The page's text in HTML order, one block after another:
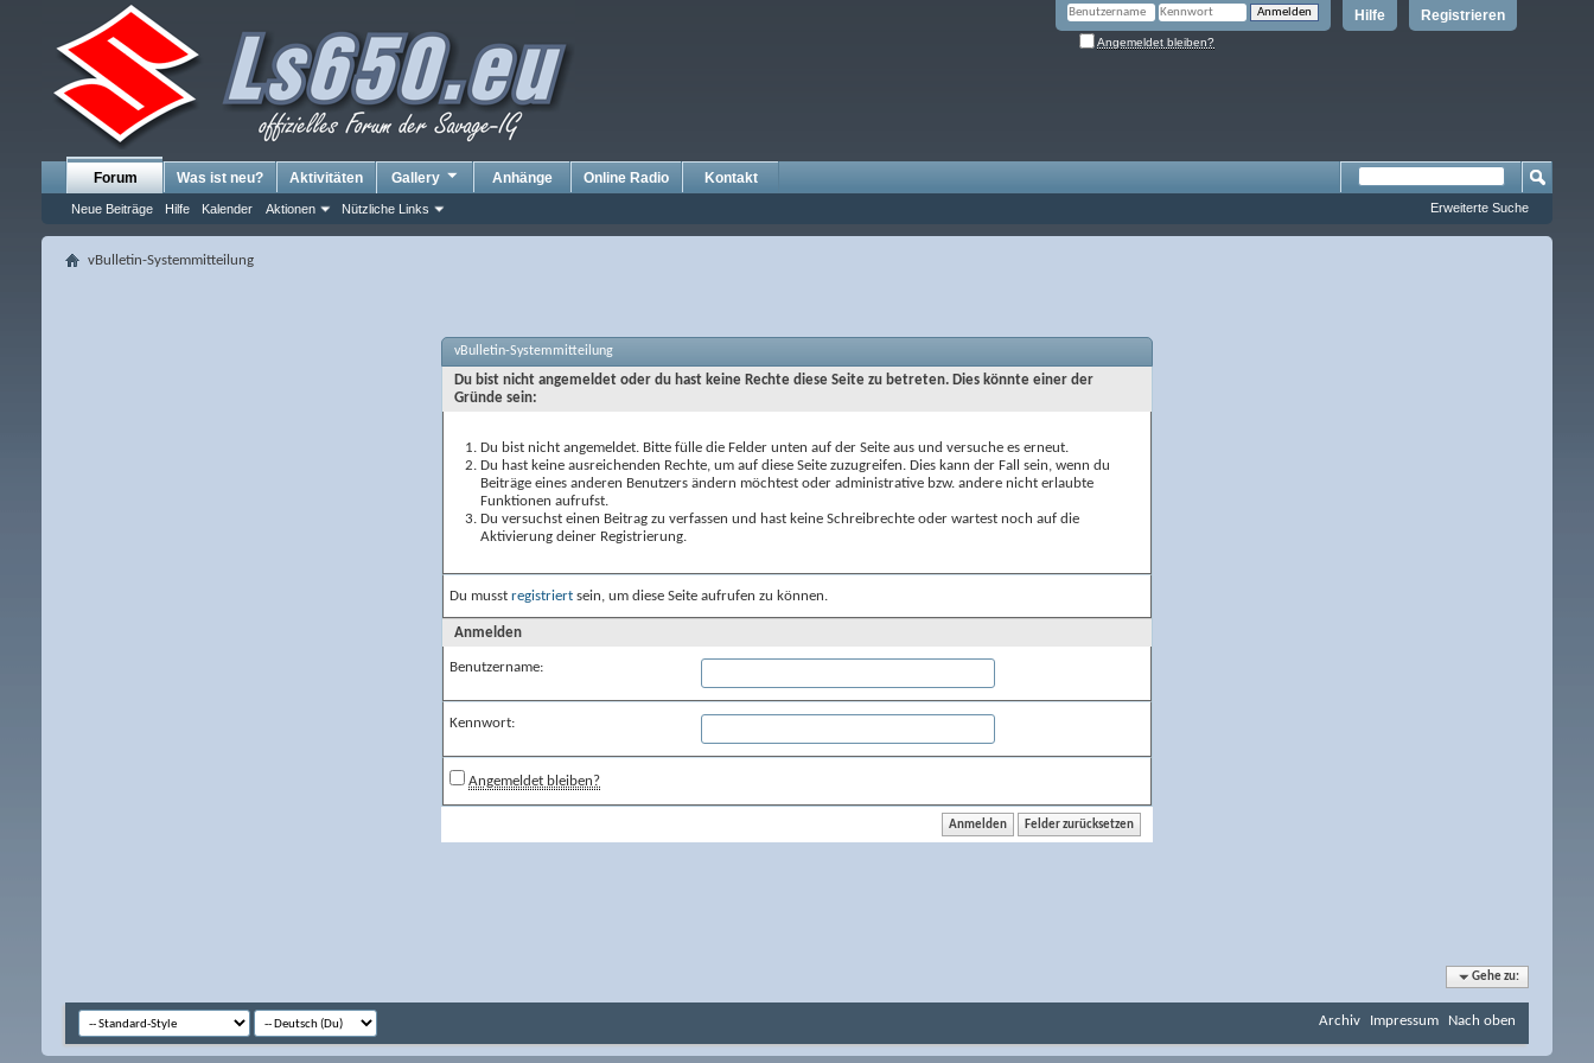
Registrieren
Hilfe
Angemeldet bleiben?
Forum
Neue Beiträge Hilfe Kalender Aktionen Nützliche Links
Was ist neu? Aktivitäten Gallery Anhänge Online Radio Kontakt
Erweiterte Suche
vBulletin-Systemmitteilung
vBulletin-Systemmitteilung
Du bist nicht angemeldet oder du hast keine Rechte diese Seite zu betreten. Dies könnte einer der
Gründe sein:
Du bist nicht angemeldet. Bitte fülle die Felder unten auf der Seite aus und versuche es erneut.
Du hast keine ausreichenden Rechte, um auf diese Seite zuzugreifen. Dies kann der Fall sein, wenn du
Beiträge eines anderen Benutzers ändern möchtest oder administrative bzw. andere nicht erlaubte
Funktionen aufrufst.
Du versuchst einen Beitrag zu verfassen und hast keine Schreibrechte oder wartest noch auf die
Aktivierung deiner Registrierung.
Du musst registriert sein, um diese Seite aufrufen zu können.
Anmelden
Benutzername:
Kennwort:
Angemeldet bleiben?
Gehe zu:
Archiv Impressum Nach oben